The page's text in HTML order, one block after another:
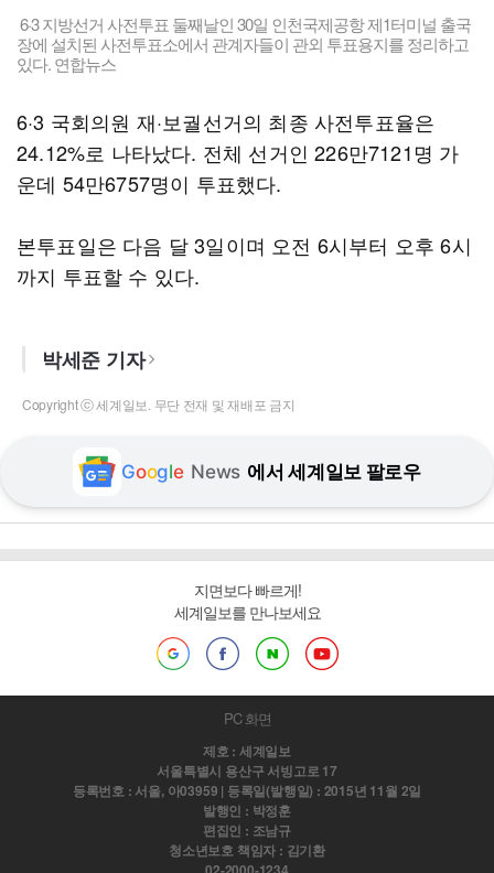
6·3 지방선거 사전투표 둘째날인 30일 인천국제공항 제1터미널 출국
장에 설치된 사전투표소에서 관계자들이 관외 투표용지를 정리하고
있다. 연합뉴스
6·3 국회의원 재·보궐선거의 최종 사전투표율은
24.12%로 나타났다. 전체 선거인 226만7121명 가
운데 54만6757명이 투표했다.
본투표일은 다음 달 3일이며 오전 6시부터 오후 6시
까지 투표할 수 있다.
박세준 기자
Copyright ⓒ 세계일보. 무단 전재 및 재배포 금지
Google News 에서 세계일보 팔로우
지면보다 빠르게!
세계일보를 만나보세요
PC 화면
제호 : 세계일보
서울특별시 용산구 서빙고로 17
등록번호 : 서울, 아03959 | 등록일(발행일) : 2015년 11월 2일
발행인 : 박정훈
편집인 : 조남규
청소년보호 책임자 : 김기환